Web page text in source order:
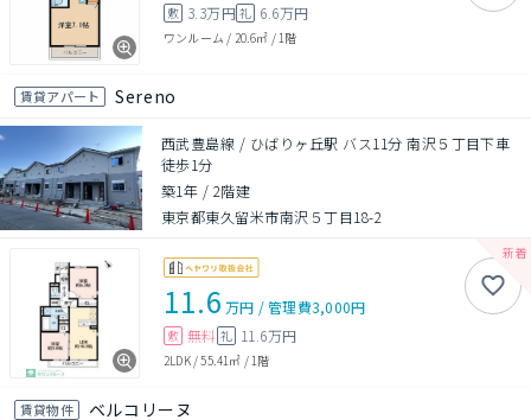
敷 3.3万円礼 6.6万円
ワンルーム / 20.6㎡ / 1階
賃貸アパート Sereno
西武豊島線 / ひばりヶ丘駅 バス11分 南沢５丁目下車
徒歩1分
築1年 / 2階建
東京都東久留米市南沢５丁目18-2
11.6 万円 /管理費3,000円
敷 無料 礼 11.6万円
2LDK/55.41㎡ /1階
賃貸物件 ベルコリーヌ